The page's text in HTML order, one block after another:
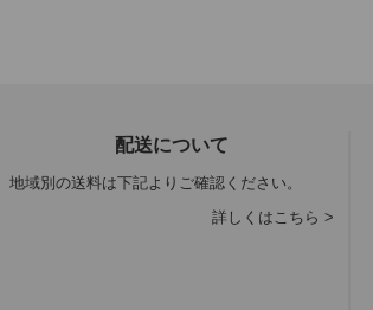
配送について
地域別の送料は下記よりご確認ください。
詳しくはこちら >